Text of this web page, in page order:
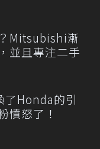
Mitsubishi漸
並且專注二手
了Honda的引
憤怒了！